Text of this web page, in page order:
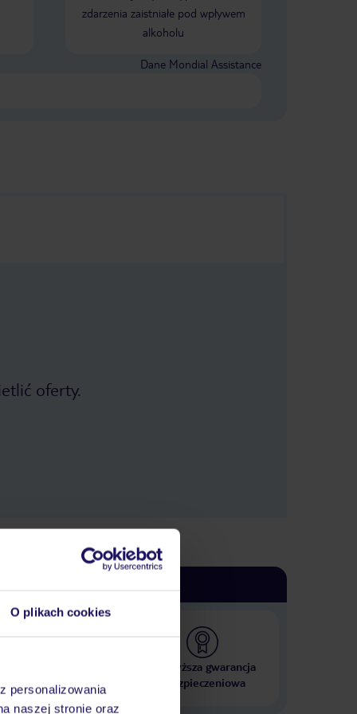
O plikach cookies
personalizowania
naszej stronie oraz
zdarzenia zaistniałe pod wpływem
alkoholu
Dane Mondial Assistance
oferty.
krajach
Najwyższa gwarancja
ubezpieczeniowa